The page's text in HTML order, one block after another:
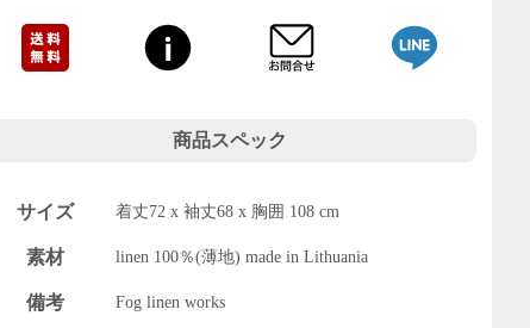
商品スペック
サイズ 着丈72 x 袖丈68 x 胸囲 108 cm
素材 linen 100％(薄地) made in Lithuania
備考 Fog linen works